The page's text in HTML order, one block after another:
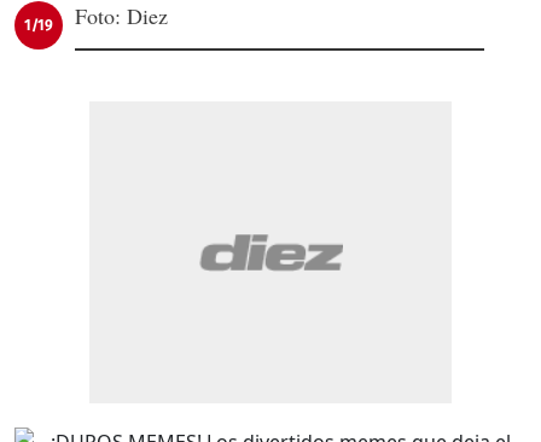
1/19 Foto: Diez